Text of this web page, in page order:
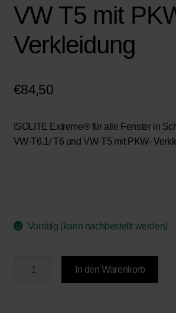
VW T5 mit
Verkleidung
€84,50
ISOLITE Extreme®für alle Fenster in
VW-T6.1/ T6 und VW-T5 mit PKW-
Vorrätig (kann nachbestellt werden)
In den Warenkorb